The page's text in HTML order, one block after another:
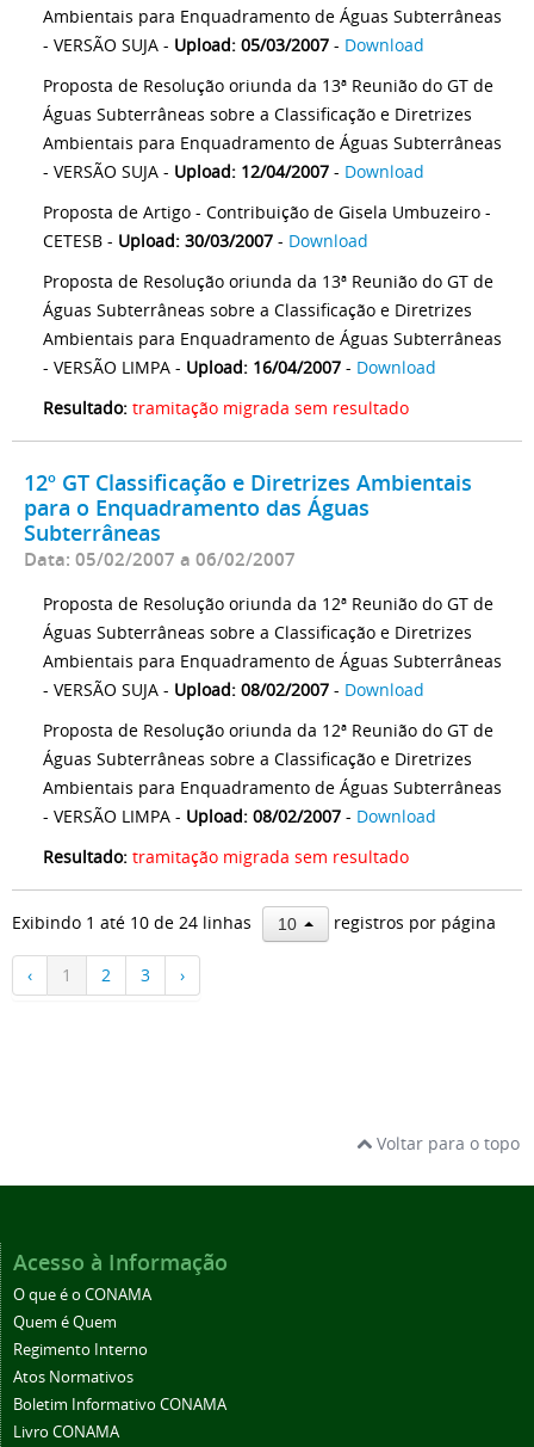
Ambientais para Enquadramento de Águas Subterrâneas
- VERSÃO SUJA - Upload: 05/03/2007 - Download
Proposta de Resolução oriunda da 13ª Reunião do GT de
Águas Subterrâneas sobre a Classificação e Diretrizes
Ambientais para Enquadramento de Águas Subterrâneas
- VERSÃO SUJA - Upload: 12/04/2007 - Download
Proposta de Artigo - Contribuição de Gisela Umbuzeiro -
CETESB - Upload: 30/03/2007 - Download
Proposta de Resolução oriunda da 13ª Reunião do GT de
Águas Subterrâneas sobre a Classificação e Diretrizes
Ambientais para Enquadramento de Águas Subterrâneas
- VERSÃO LIMPA - Upload: 16/04/2007 - Download
Resultado: tramitação migrada sem resultado
12º GT Classificação e Diretrizes Ambientais
para o Enquadramento das Águas
Subterrâneas
Data: 05/02/2007 a 06/02/2007
Proposta de Resolução oriunda da 12ª Reunião do GT de
Águas Subterrâneas sobre a Classificação e Diretrizes
Ambientais para Enquadramento de Águas Subterrâneas
- VERSÃO SUJA - Upload: 08/02/2007 - Download
Proposta de Resolução oriunda da 12ª Reunião do GT de
Águas Subterrâneas sobre a Classificação e Diretrizes
Ambientais para Enquadramento de Águas Subterrâneas
- VERSÃO LIMPA - Upload: 08/02/2007 - Download
Resultado: tramitação migrada sem resultado
Exibindo 1 até 10 de 24 linhas 10 registros por página
‹ 1 2 3 ›
Voltar para o topo
Acesso à Informação
O que é o CONAMA
Quem é Quem
Regimento Interno
Atos Normativos
Boletim Informativo CONAMA
Livro CONAMA